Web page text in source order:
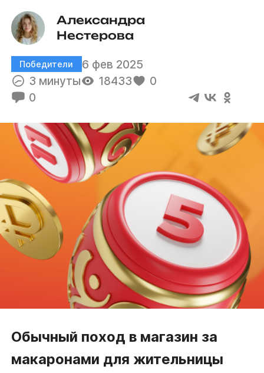
Александра
Нестерова
Победители
6 фев 2025
3 минуты
18433
0
0
Обычный поход в магазин за
макаронами для жительницы